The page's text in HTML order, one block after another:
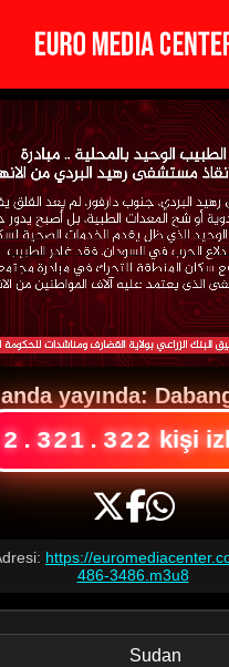
yayında:
2.321.322 kişi
https://
486-3486.m3u8
Sudan